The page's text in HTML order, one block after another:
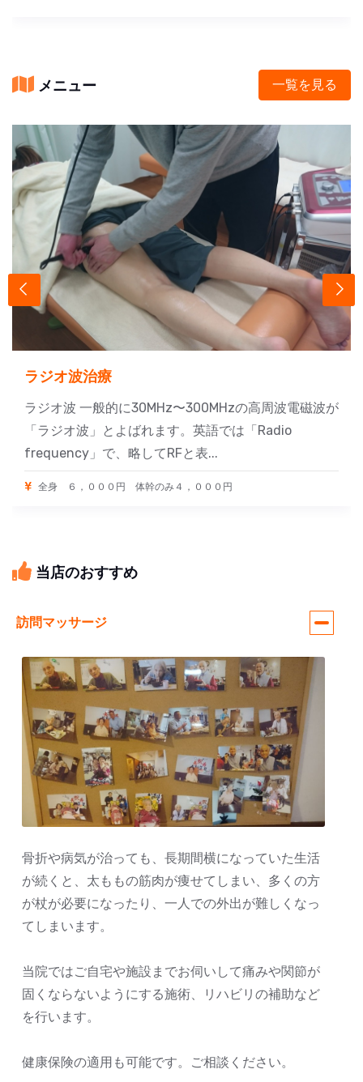
メニュー 一覧を見る
ラジオ波治療
ラジオ波 一般的に30MHz〜300MHzの高周波電磁波が
「ラジオ波」とよばれます。英語では「Radio
frequency」で、略してRFと表...
全身 ６，０００円 体幹のみ４，０００円
当店のおすすめ
訪問マッサージ
骨折や病気が治っても、長期間横になっていた生活
が続くと、太ももの筋肉が痩せてしまい、多くの方
が杖が必要になったり、一人での外出が難しくなっ
てしまいます。
当院ではご自宅や施設までお伺いして痛みや関節が
固くならないようにする施術、リハビリの補助など
を行います。
健康保険の適用も可能です。ご相談ください。